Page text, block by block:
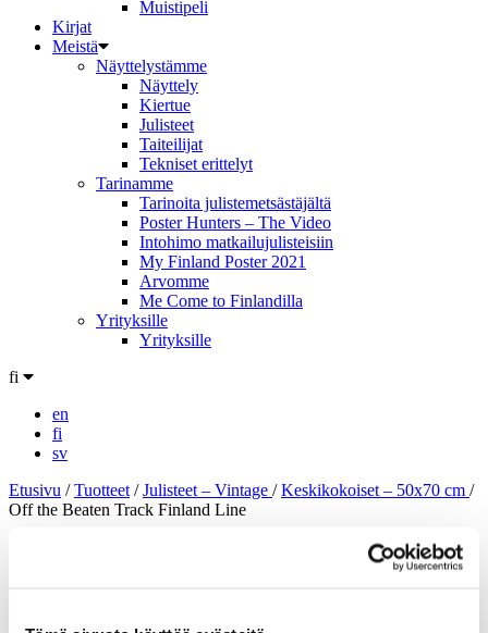
Muistipeli
Kirjat
Meistä
Näyttelystämme
Näyttely
Kiertue
Julisteet
Taiteilijat
Tekniset erittelyt
Tarinamme
Tarinoita julistemetsästäjältä
Poster Hunters – The Video
Intohimo matkailujulisteisiin
My Finland Poster 2021
Arvomme
Me Come to Finlandilla
Yrityksille
Yrityksille
fi
en
fi
sv
Etusivu /Tuotteet /Julisteet – Vintage /Keskikokoiset – 50x70 cm /
Off the Beaten Track Finland Line